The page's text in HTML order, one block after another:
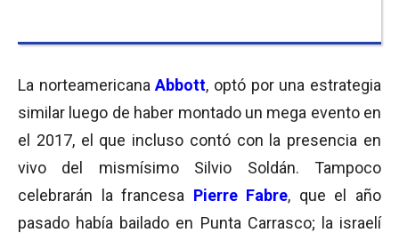
La norteamericanaAbbott, optó por una estrategia
similar luego de haber montado un mega evento en
el 2017, el que incluso contó con la presencia en
vivo del mismísimo Silvio Soldán. Tampoco
celebrarán la francesa Pierre Fabre, que el año
pasado había bailado en Punta Carrasco; la israelí